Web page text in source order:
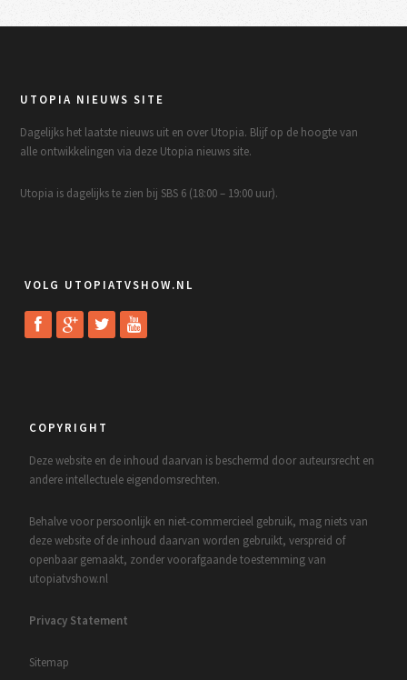
UTOPIA NIEUWS SITE
Dagelijks het laatste nieuws uit en over Utopia. Blijf op de hoogte van
alle ontwikkelingen via deze Utopia nieuws site.
Utopia is dagelijks te zien bij SBS 6 (18:00 – 19:00 uur).
VOLG UTOPIATVSHOW.NL
COPYRIGHT
Deze website en de inhoud daarvan is beschermd door auteursrecht en
andere intellectuele eigendomsrechten.
Behalve voor persoonlijk en niet-commercieel gebruik, mag niets van
deze website of de inhoud daarvan worden gebruikt, verspreid of
openbaar gemaakt, zonder voorafgaande toestemming van
utopiatvshow.nl
Privacy Statement
Sitemap